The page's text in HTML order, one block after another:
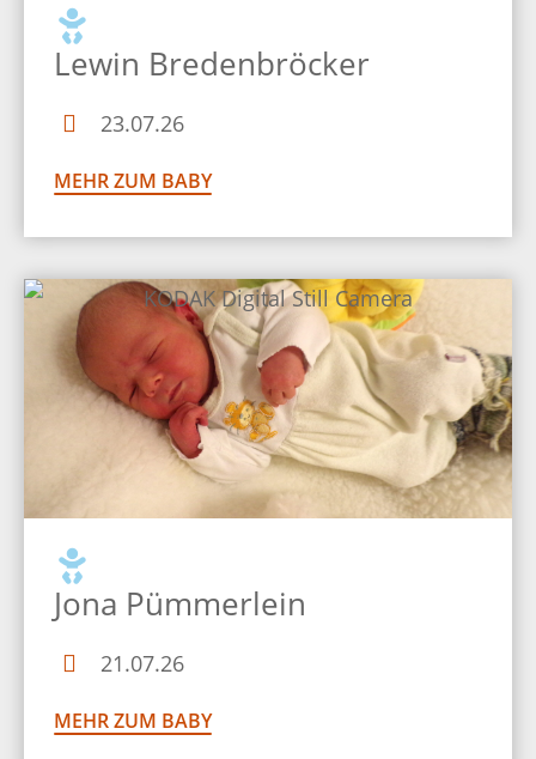
Lewin Bredenbröcker
23.07.26
MEHR ZUM BABY
Jona Pümmerlein
21.07.26
MEHR ZUM BABY